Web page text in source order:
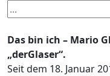
Das bin ich – Mario
„derGlaser“.
Seit dem 18. Januar